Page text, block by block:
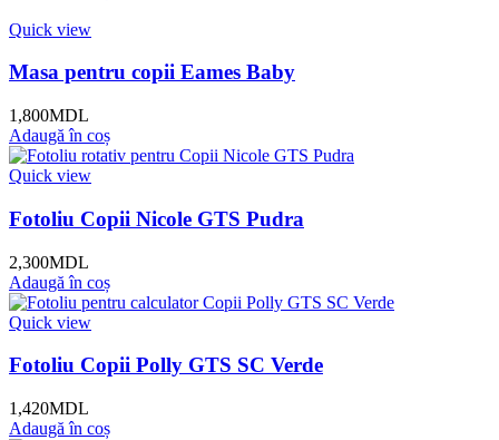
Quick view
Masa pentru copii Eames Baby
1,800MDL
Adaugă în coș
Quick view
Fotoliu Copii Nicole GTS Pudra
2,300MDL
Adaugă în coș
Quick view
Fotoliu Copii Polly GTS SC Verde
1,420MDL
Adaugă în coș